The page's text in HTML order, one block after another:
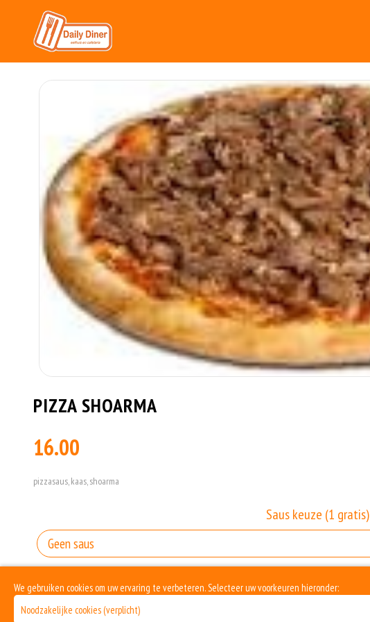
PIZZA SHOARMA
16.00
pizzasaus, kaas, shoarma
Saus keuze (1 gratis)
Keuze : Extra Saus
We gebruiken cookies om uw ervaring te verbeteren. Selecteer uw voorkeuren hieronder:
Noodzakelijke cookies (verplicht)